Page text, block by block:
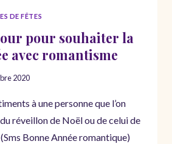
DE FÊTES
pour souhaiter la
avec romantisme
2020
à une personne que l’on
réveillon de Noël ou de celui de
Bonne Année romantique)